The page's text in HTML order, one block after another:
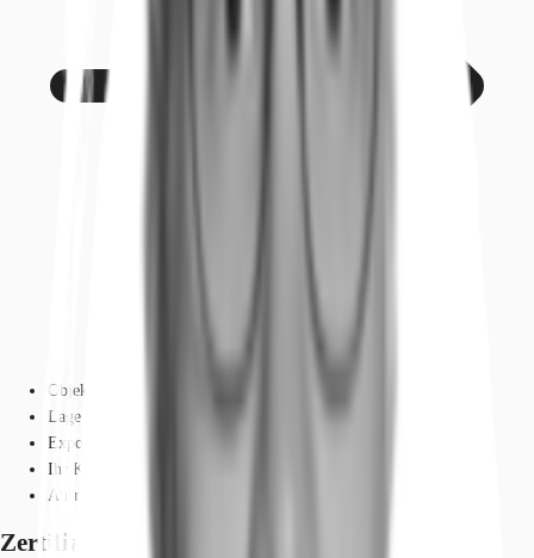
Objekt
Lage und Verkehrsanbindung
Exposé herunterladen
Ihr Kontakt
Anfrage senden
Zertifizierungen